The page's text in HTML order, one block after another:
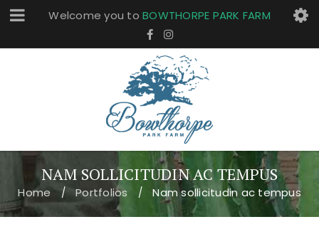
Welcome you to BOWTHORPE PARK FARM
NAM SOLLICITUDIN AC TEMPUS
Home / Portfolios / Nam sollicitudin ac tempus